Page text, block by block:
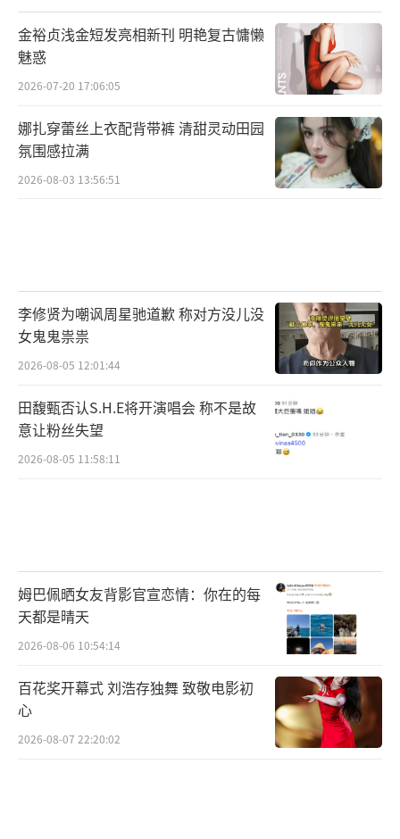
金裕贞浅金短发亮相新刊 明艳复古慵懒
魅惑
2026-07-20 17:06:05
娜扎穿蕾丝上衣配背带裤 清甜灵动田园
氛围感拉满
2026-08-03 13:56:51
李修贤为嘲讽周星驰道歉 称对方没儿没
女鬼鬼祟祟
2026-08-05 12:01:44
田馥甄否认S.H.E将开演唱会 称不是故
意让粉丝失望
2026-08-05 11:58:11
姆巴佩晒女友背影官宣恋情：你在的每
天都是晴天
2026-08-06 10:54:14
百花奖开幕式 刘浩存独舞 致敬电影初
心
2026-08-07 22:20:02